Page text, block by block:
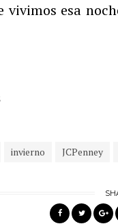
vivimos esa
invierno JCPenney